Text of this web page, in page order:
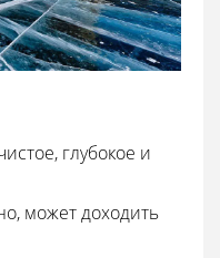
глубокое и
может доходить